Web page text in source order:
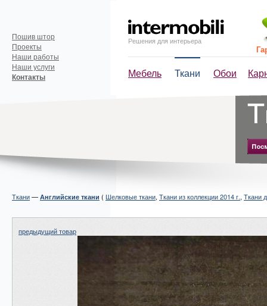
Решения для интерьера
Мебель Ткани Обои
Пошив штор
Проекты
Наши работы
Наши услуги
Контакты
Ткани— Английские ткани ( Шелковые ткани, Ткани из коллекции 2014 г., Ткани
предыдущий товар